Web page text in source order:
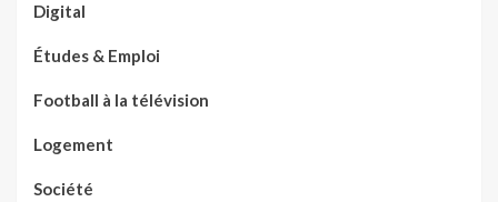
Digital
Études & Emploi
Football à la télévision
Logement
Société